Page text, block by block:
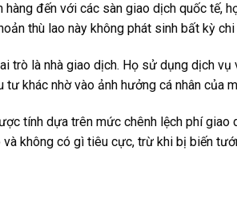
hàng đến với các sàn giao dịch quốc tế,
thù lao này không phát sinh bất kỳ
trò là nhà giao dịch. Họ sử dụng dịch
khác nhờ vào ảnh hưởng cá nhân của
tính dựa trên mức chênh lệch phí giao
không có gì tiêu cực, trừ khi bị biến